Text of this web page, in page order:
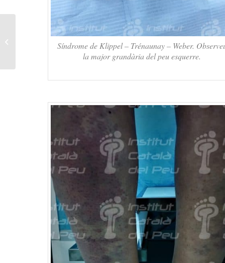
Síndrome de Klippel – Trénaunay – Weber.
la major grandària del peu esquerre.
L’Institut Català del Peu
realitza les Jornades
multidisciplinàries...